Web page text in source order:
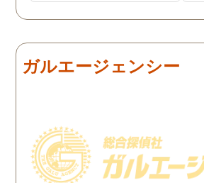
私の証言だけでは効力が弱
いようです。弁護士のアド
の証拠を集めてもらうこと
にしました。夫は私への関
とはしょっちゅうです。次
の休みも休日出勤と称して
家を空けているので、この
日に証拠集めをお願いしま
証
っ
必
れ
ガルエージェンシー